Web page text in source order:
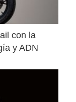
con la
y ADN